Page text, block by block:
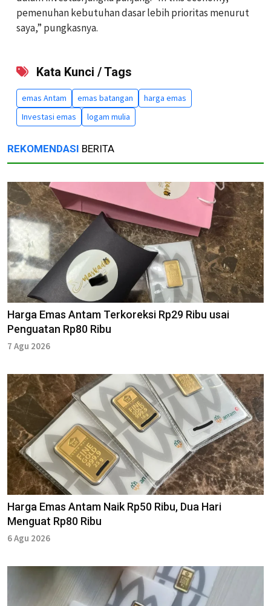
pemenuhan kebutuhan dasar lebih prioritas menurut
saya,” pungkasnya.
Kata Kunci / Tags
emas Antam emas batangan
harga emas
Investasi emas
logam mulia
REKOMENDASI BERITA
Harga Emas Antam Terkoreksi Rp29 Ribu usai
Penguatan Rp80 Ribu
7 Agu 2026
Harga Emas Antam Naik Rp50 Ribu, Dua Hari
Menguat Rp80 Ribu
6 Agu 2026